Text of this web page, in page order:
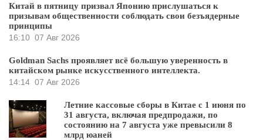
Китай в пятницу призвал Японию прислушаться к
призывам общественности соблюдать свои безъядерные
принципы
16:10 07 Авг 2026
Goldman Sachs проявляет всё большую уверенность в
китайском рынке искусственного интеллекта.
14:14 07 Авг 2026
Летние кассовые сборы в Китае с 1 июня по
31 августа, включая предпродажи, по
состоянию на 7 августа уже превысили 8
млрд юаней